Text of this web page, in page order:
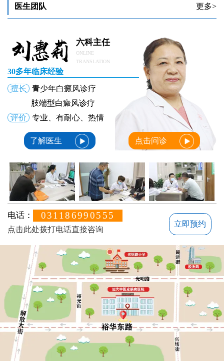
扎火针治疗白癜风是偏方吗 早期白癜风能扎火针吗
医生团队 更多>
六科主任
ONLINE
TRANSLATION
30多年临床经验
擅长
青少年白癜风诊疗
肢端型白癜风诊疗
评价
专业、有耐心、热情
了解医生 点击问诊
电话： 031186990555
点击此处拨打电话直接咨询
立即预约